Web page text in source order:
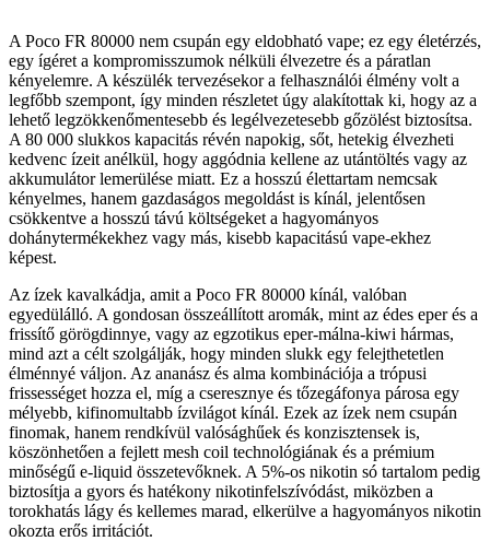
A Poco FR 80000 nem csupán egy eldobható vape; ez egy életérzés,
egy ígéret a kompromisszumok nélküli élvezetre és a páratlan
kényelemre. A készülék tervezésekor a felhasználói élmény volt a
legfőbb szempont, így minden részletet úgy alakítottak ki, hogy az a
lehető legzökkenőmentesebb és legélvezetesebb gőzölést biztosítsa.
A 80 000 slukkos kapacitás révén napokig, sőt, hetekig élvezheti
kedvenc ízeit anélkül, hogy aggódnia kellene az utántöltés vagy az
akkumulátor lemerülése miatt. Ez a hosszú élettartam nemcsak
kényelmes, hanem gazdaságos megoldást is kínál, jelentősen
csökkentve a hosszú távú költségeket a hagyományos
dohánytermékekhez vagy más, kisebb kapacitású vape-ekhez
képest.
Az ízek kavalkádja, amit a Poco FR 80000 kínál, valóban
egyedülálló. A gondosan összeállított aromák, mint az édes eper és a
frissítő görögdinnye, vagy az egzotikus eper-málna-kiwi hármas,
mind azt a célt szolgálják, hogy minden slukk egy felejthetetlen
élménnyé váljon. Az ananász és alma kombinációja a trópusi
frissességet hozza el, míg a cseresznye és tőzegáfonya párosa egy
mélyebb, kifinomultabb ízvilágot kínál. Ezek az ízek nem csupán
finomak, hanem rendkívül valósághűek és konzisztensek is,
köszönhetően a fejlett mesh coil technológiának és a prémium
minőségű e-liquid összetevőknek. A 5%-os nikotin só tartalom pedig
biztosítja a gyors és hatékony nikotinfelszívódást, miközben a
torokhatás lágy és kellemes marad, elkerülve a hagyományos nikotin
okozta erős irritációt.